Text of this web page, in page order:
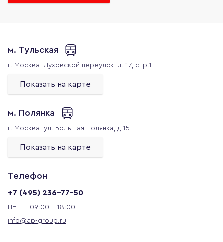
м. Тульская
г. Москва, Духовской переулок, д. 17, стр.1
Показать на карте
м. Полянка
г. Москва, ул. Большая Полянка, д 15
Показать на карте
Телефон
+7 (495) 236-77-50
ПН-ПТ 09:00 - 18:00
info@ap-group.ru